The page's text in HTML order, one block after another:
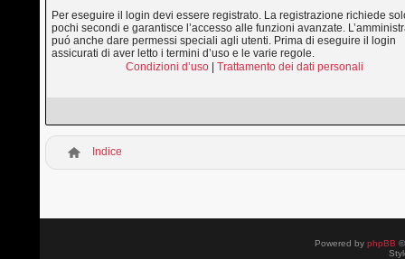
Per eseguire il login devi essere registrato. La registrazione richiede
pochi secondi e garantisce l’accesso alle funzioni avanzate.
puó anche dare permessi speciali agli utenti. Prima di eseguire il login
assicurati di aver letto i termini d’uso e le varie regole.
Condizioni d’uso |Trattamento dei dati personali
Indice
Powered by phpBB